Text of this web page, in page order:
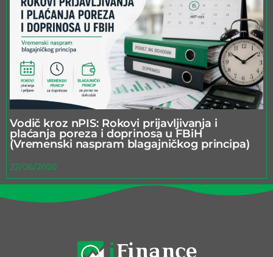
Vodič kroz nPIS: Rokovi prijavljivanja i
plaćanja poreza i doprinosa u FBiH
(Vremenski naspram blagajničkog principa)
22/06/2026